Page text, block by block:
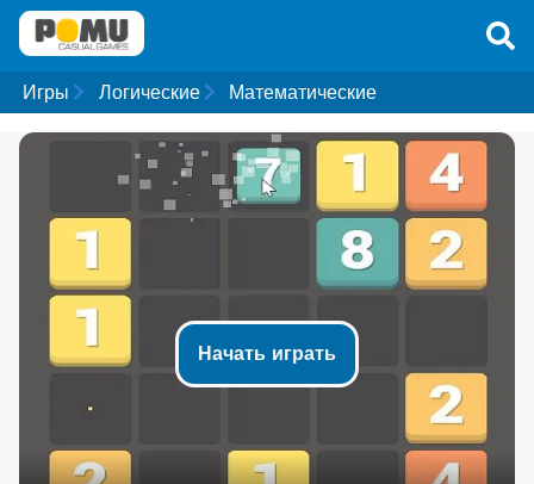
Игры Логические Математические
Начать играть